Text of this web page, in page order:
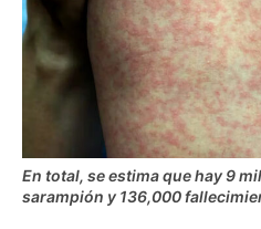
En total, se estima que hay 9
sarampión y 136,000